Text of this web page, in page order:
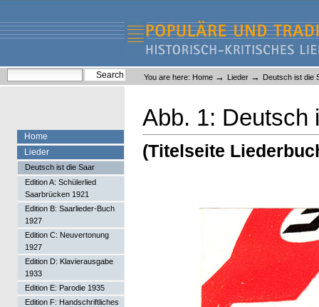
content.
navigation
Liederlexikon
Personal
tools
You are here: Home → Lieder → Deutsch ist die
Abb. 1: Deutsch
(Titelseite
Home
Lieder
Deutsch ist die Saar
Edition A: Schülerlied
Saarbrücken 1921
Edition B: Saarlieder-Buch
1927
Edition C: Neuvertonung
1927
Edition D: Klavierausgabe
1933
Edition E: Parodie 1935
Edition F: Handschriftliches